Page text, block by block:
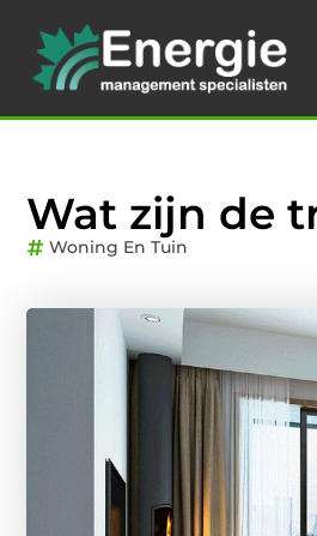
Wat zijn de
Woning En Tuin